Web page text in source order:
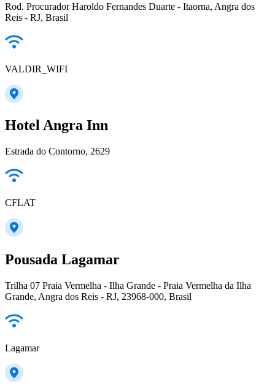
Rod. Procurador Haroldo Fernandes Duarte - Itaorna, Angra dos
Reis - RJ, Brasil
VALDIR_WIFI
Hotel Angra Inn
Estrada do Contorno, 2629
CFLAT
Pousada Lagamar
Trilha 07 Praia Vermelha - Ilha Grande - Praia Vermelha da Ilha
Grande, Angra dos Reis - RJ, 23968-000, Brasil
Lagamar